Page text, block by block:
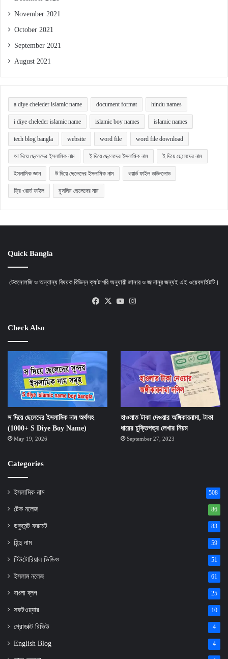
November 2021
October 2021
September 2021
August 2021
a diye cheleder islamic name document format hindu names
i diye cheleder islamic name islamic boy names islamic names
tech blog bangla website word file word file download
আ দিয়ে ছেলেদের ইসলামিক নাম ই দিয়ে ছেলেদের ইসলামিক নাম ই দিয়ে ছেলেদের নাম
ইসলামিক জ্ঞান উ দিয়ে ছেলেদের ইসলামিক নাম ওয়ার্ড ফাইল ডাউনলোড
ফ্রি ওয়ার্ড ফাইল মুসলিম ছেলেদের নাম
Quick Bangla
টেকনোলজি ও অন্যান্য বিষয়ক বিভিন্ন ক্যাটাগরি অনুযায়ী জানার ও জানানুর জন্যই এই ওয়েবসাইটটি।
Facebook
X YouTube
Check Also
স দিয়ে ছেলেদের ইসলামিক নাম অর্থসহ
(1000+ S Diye Boy Name)
May 19, 2026
হাওলাত টাকা দেওয়ার অঙ্গিকারনামা, টাকা
ধারের চুক্তিপত্র লেখার নিয়ম
September 27, 2023
Categories
ইসলামিক নাম 508
টেক নলেজ 86
ডকুমেন্ট ফরমেট 83
হিন্দু নাম 59
টিউটোরিয়াল ভিডিও 51
ইসলাম নলেজ 61
বাংলা ব্লগ 25
সফটওয়্যার 10
প্রোডাক্ট রিভিউ 4
English Blog 4